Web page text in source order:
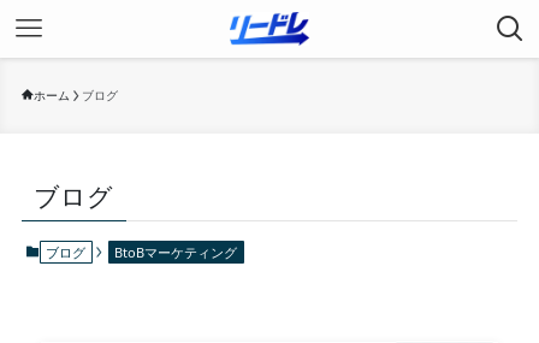
ホーム ブログ
ブログ
ブログ BtoBマーケティング